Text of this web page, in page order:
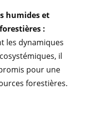
humides et
:
les dynamiques
il
pour une
forestières.